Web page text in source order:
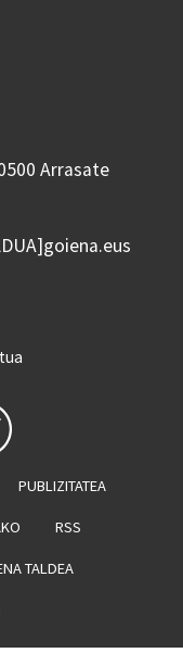
Arrasate
PUBLIZITATEA
RSS
TALDEA